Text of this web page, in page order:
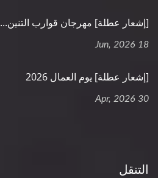
[إشعار عطلة] مهرجان قوارب التنين...
18 Jun, 2026
[إشعار عطلة] يوم العمال 2026
30 Apr, 2026
التنقل